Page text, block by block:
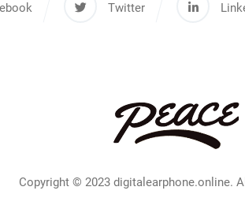
Twitter
Copyright © 2023 digitalearphone.online.